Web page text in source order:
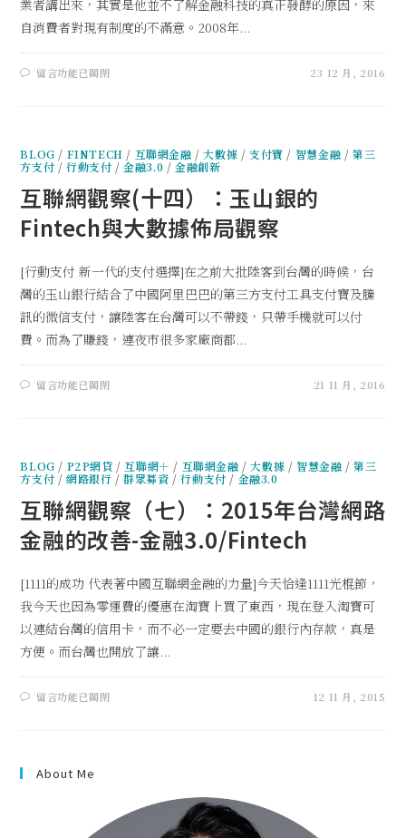
業者講出來，其實是他並不了解金融科技的真正發酵的原因，來
自消費者對現有制度的不滿意。2008年...
留言功能已關閉 23 12 月, 2016
BLOG / FINTECH / 互聯網金融 /大數據 /支付寶 / 智慧金融 / 第三
方支付 /行動支付 /金融3.0 /金融創新
互聯網觀察(十四）：玉山銀的
Fintech與大數據佈局觀察
[行動支付 新一代的支付選擇]在之前大批陸客到台灣的時候，台
灣的玉山銀行結合了中國阿里巴巴的第三方支付工具支付寶及騰
訊的微信支付，讓陸客在台灣可以不帶錢，只帶手機就可以付
費。而為了賺錢，連夜市很多家廠商都...
留言功能已關閉 21 11 月, 2016
BLOG / P2P網貸 /互聯網＋ / 互聯網金融 /大數據 /智慧金融 /第三
方支付 /網路銀行 /群眾募資 /行動支付 / 金融3.0
互聯網觀察（七）：2015年台灣網路
金融的改善-金融3.0/Fintech
[1111的成功 代表著中國互聯網金融的力量]今天恰逢1111光棍節，
我今天也因為零運費的優惠在淘寶上買了東西，現在登入淘寶可
以連結台灣的信用卡，而不必一定要去中國的銀行內存款，真是
方便。而台灣也開放了讓...
留言功能已關閉 12 11 月, 2015
About Me